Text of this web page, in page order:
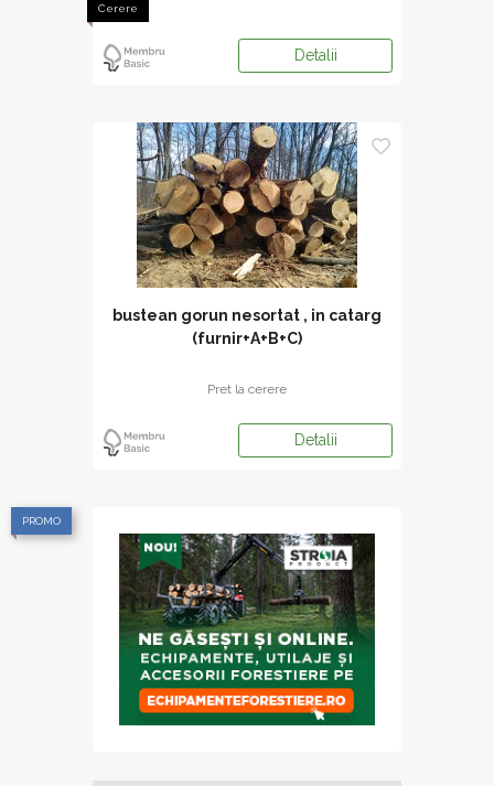
Cerere
Detalii
bustean gorun nesortat , in catarg
(furnir+A+B+C)
Pret la cerere
Detalii
PROMO